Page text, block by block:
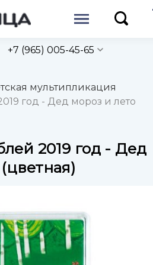
+7 (965) 005-45-65
мультипликация
год - Дед мороз и лето
2019 год - Дед